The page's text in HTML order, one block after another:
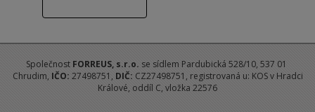
Společnost FORREUS, s.r.o. se sídlem Pardubická 528/10, 537 01
Chrudim, IČO: 27498751, DIČ: CZ27498751, registrovaná u: KOS v Hradci
Králové, oddíl C, vložka 22576